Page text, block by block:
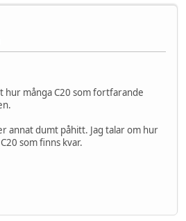
hur många C20 som fortfarande
annat dumt påhitt. Jag talar om hur
som finns kvar.